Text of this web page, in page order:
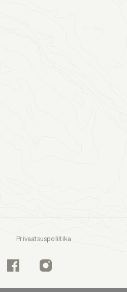
Privaatsuspoliitika